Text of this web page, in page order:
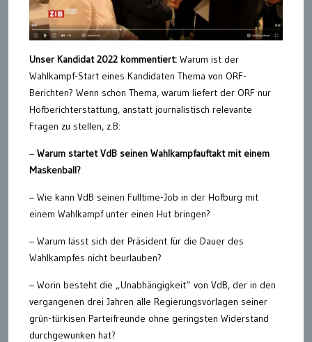
Unser Kandidat 2022 kommentiert: Warum ist der
Wahlkampf-Start eines Kandidaten Thema von ORF-
Berichten? Wenn schon Thema, warum liefert der ORF nur
Hofberichterstattung, anstatt journalistisch relevante
Fragen zu stellen, z.B:
– Warum startet VdB seinen Wahlkampfauftakt mit einem
Maskenball?
– Wie kann VdB seinen Fulltime-Job in der Hofburg mit
einem Wahlkampf unter einen Hut bringen?
– Warum lässt sich der Präsident für die Dauer des
Wahlkampfes nicht beurlauben?
– Worin besteht die „Unabhängigkeit“ von VdB, der in den
vergangenen drei Jahren alle Regierungsvorlagen seiner
grün-türkisen Parteifreunde ohne geringsten Widerstand
durchgewunken hat?